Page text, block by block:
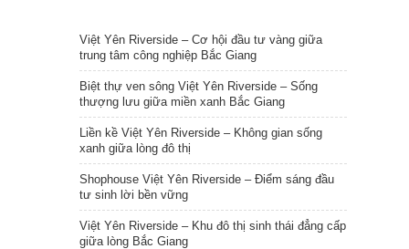
Việt Yên Riverside – Cơ hội đầu tư vàng giữa
trung tâm công nghiệp Bắc Giang
Biệt thự ven sông Việt Yên Riverside – Sống
thượng lưu giữa miền xanh Bắc Giang
Liền kề Việt Yên Riverside – Không gian sống
xanh giữa lòng đô thị
Shophouse Việt Yên Riverside – Điểm sáng đầu
tư sinh lời bền vững
Việt Yên Riverside – Khu đô thị sinh thái đẳng cấp
giữa lòng Bắc Giang